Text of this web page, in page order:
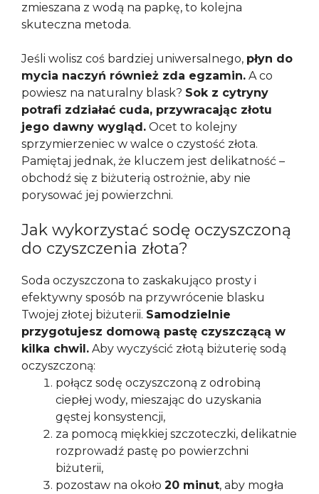
zmieszana z wodą na papkę, to kolejna
skuteczna metoda.
Jeśli wolisz coś bardziej uniwersalnego, płyn do
mycia naczyń również zda egzamin. A co
powiesz na naturalny blask? Sok z cytryny
potrafi zdziałać cuda, przywracając złotu
jego dawny wygląd. Ocet to kolejny
sprzymierzeniec w walce o czystość złota.
Pamiętaj jednak, że kluczem jest delikatność –
obchodź się z biżuterią ostrożnie, aby nie
porysować jej powierzchni.
Jak wykorzystać sodę oczyszczoną
do czyszczenia złota?
Soda oczyszczona to zaskakująco prosty i
efektywny sposób na przywrócenie blasku
Twojej złotej biżuterii. Samodzielnie
przygotujesz domową pastę czyszczącą w
kilka chwil. Aby wyczyścić złotą biżuterię sodą
oczyszczoną:
połącz sodę oczyszczoną z odrobiną
ciepłej wody, mieszając do uzyskania
gęstej konsystencji,
za pomocą miękkiej szczoteczki, delikatnie
rozprowadź pastę po powierzchni
biżuterii,
pozostaw na około 20 minut, aby mogła